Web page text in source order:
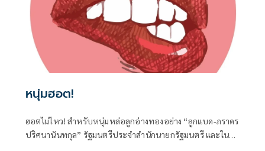
หนุ่มฮอต!
ฮอตไม่ไหว! สำหรับหนุ่มหล่อลูกอ่างทองอย่าง “ลูกแบด-ภราดร
ปริศนานันทกุล” รัฐมนตรีประจำสำนักนายกรัฐมนตรี และใน